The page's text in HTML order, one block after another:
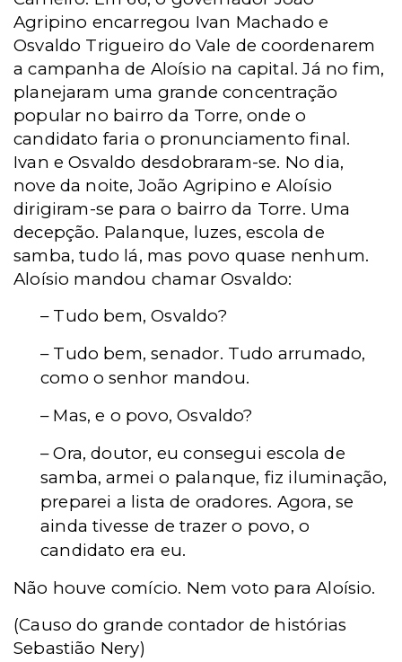
Agripino encarregou Ivan Machado e
Osvaldo Trigueiro do Vale de coordenarem
a campanha de Aloísio na capital. Já no fim,
planejaram uma grande concentração
popular no bairro da Torre, onde o
candidato faria o pronunciamento final.
Ivan e Osvaldo desdobraram-se. No dia,
nove da noite, João Agripino e Aloísio
dirigiram-se para o bairro da Torre. Uma
decepção. Palanque, luzes, escola de
samba, tudo lá, mas povo quase nenhum.
Aloísio mandou chamar Osvaldo:
– Tudo bem, Osvaldo?
– Tudo bem, senador. Tudo arrumado,
como o senhor mandou.
– Mas, e o povo, Osvaldo?
– Ora, doutor, eu consegui escola de
samba, armei o palanque, fiz iluminação,
preparei a lista de oradores. Agora, se
ainda tivesse de trazer o povo, o
candidato era eu.
Não houve comício. Nem voto para Aloísio.
(Causo do grande contador de histórias
Sebastião Nery)